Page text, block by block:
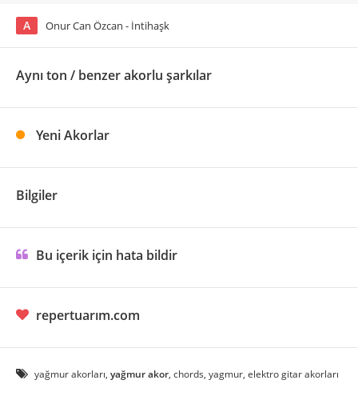
A Onur Can Özcan - İntihaşk
Aynı ton / benzer akorlu şarkılar
Yeni Akorlar
Bilgiler
Bu içerik için hata bildir
repertuarım.com
yağmur akorları, yağmur akor, chords, yagmur, elektro gitar akorları